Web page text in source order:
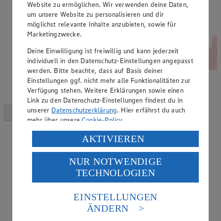
Website zu ermöglichen. Wir verwenden deine Daten,
um unsere Website zu personalisieren und dir
möglichst relevante Inhalte anzubieten, sowie für
Marketingzwecke.
Deine Einwilligung ist freiwillig und kann jederzeit
individuell in den Datenschutz-Einstellungen angepasst
werden. Bitte beachte, dass auf Basis deiner
Einstellungen ggf. nicht mehr alle Funktionalitäten zur
Verfügung stehen. Weitere Erklärungen sowie einen
Link zu den Datenschutz-Einstellungen findest du in
unserer Datenschutzerklärung. Hier erfährst du auch
mehr über unsereCookie-Policy.
Verarbeitung deiner personenbezogenen Daten in den
USA durch Facebook und YouTube:
Wenn du auf „Aktivieren“ klickst, willigst du im Sinne
des Art. 49 Abs. 1 Satz 1 lit. a) DSGVO ein, dass deine
Daten in den USA verarbeitet werden. Der EuGH sieht
die USA als Land mit einem nach europäischen
Standards nicht angemessenen Datenschutzniveau an.
Es besteht das Risiko eines Zugriffs durch US-
AKTIVIEREN
NUR NOTWENDIGE
TECHNOLOGIEN
EINSTELLUNGEN
ÄNDERN